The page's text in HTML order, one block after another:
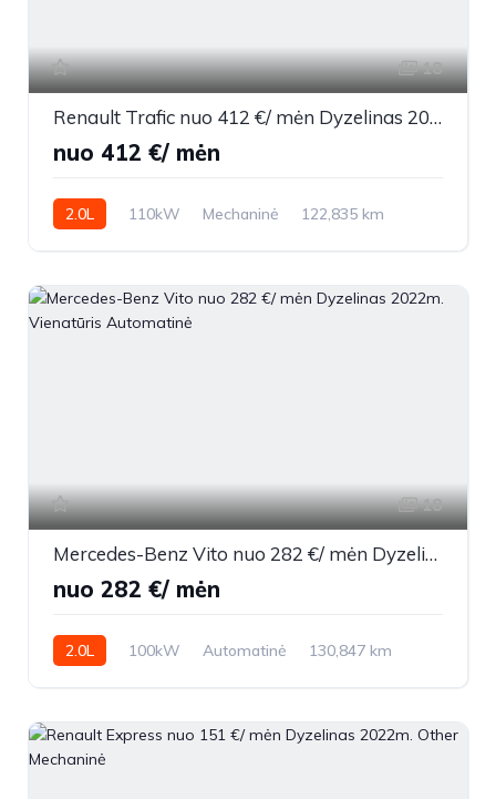
18
Renault Trafic nuo 412 €/ mėn Dyzelinas 2022m. Other Mechaninė
nuo 412 €/ mėn
2.0L 110kW Mechaninė
122,835 km
18
Mercedes-Benz Vito nuo 282 €/ mėn Dyzelinas 2022m. Vienatūris Automatinė
nuo 282 €/ mėn
2.0L 100kW Automatinė
130,847 km